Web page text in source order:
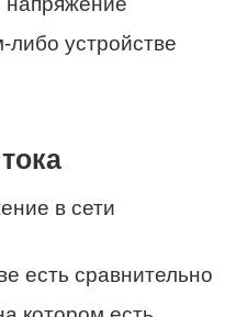
либо устройстве
есть сравнительно